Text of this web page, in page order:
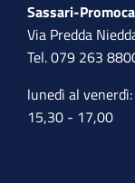
Sassari-
Via Predda
Tel. 079 263
lunedì al
15,30 - 17,00